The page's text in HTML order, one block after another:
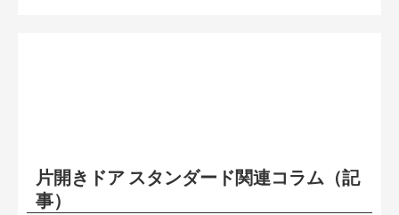
片開きドア スタンダード関連コラム（記
事）